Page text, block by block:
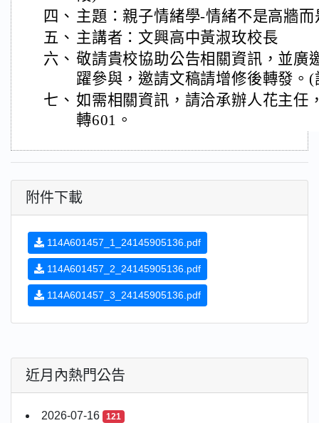
四、 主題：親子情緒學-情緒不是高牆而
五、 主講者：文興高中黃淑玫校長
六、 敬請貴校協助公告相關資訊，並廣
躍參與，邀請文稿請增修後轉發。
七、 如需相關資訊，請洽承辦人花主任
轉601。
附件下載
114A601457_1_24145905136.pdf
114A601457_2_24145905136.pdf
114A601457_3_24145905136.pdf
近月內熱門公告
2026-07-16 121